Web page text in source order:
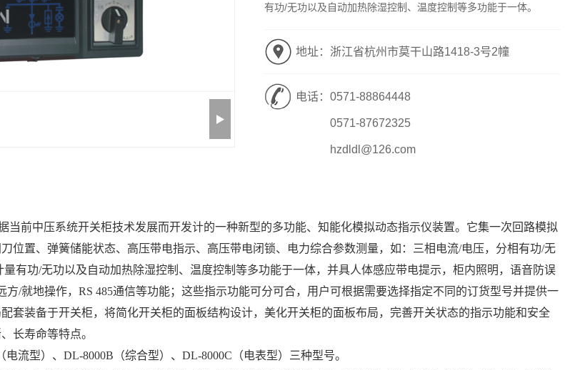
有功/无功以及自动加热除湿控制、温度控制等多功能于一体。
地址：浙江省杭州市莫干山路1418-3号2幢
电话：0571-88864448
0571-87672325
hzdldl@126.com
当前中压系统开关柜技术发展而开发计的一种新型的多功能、知能化模拟动态指示仪装置。 它集一次回路模拟
位置、弹簧储能状态、高压带电指示、高压带电闭锁、电力综合参数测量，如：三相电流/电压，分相有功/无
量有功/无功以及自动加热除湿控制、温度控制等多功能于一体， 并具人体感应带电提示，柜内照明，语音防误
方/就地操作，RS 485通信等功能； 这些指示功能可分可合，用户可根据需要选择指定不同的订货型号并提供一
套装备于开关柜，将简化开关柜的面板结构设计，美化开关柜的面板布局，完善开关状态的指示功能和安全
长寿命等特点。
电流型）、DL-8000B（综合型）、DL-8000C（电表型）三种型号。